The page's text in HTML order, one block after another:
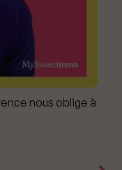
nous oblige à